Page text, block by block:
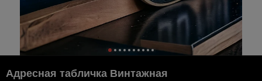
Адресная табличка Винтажная